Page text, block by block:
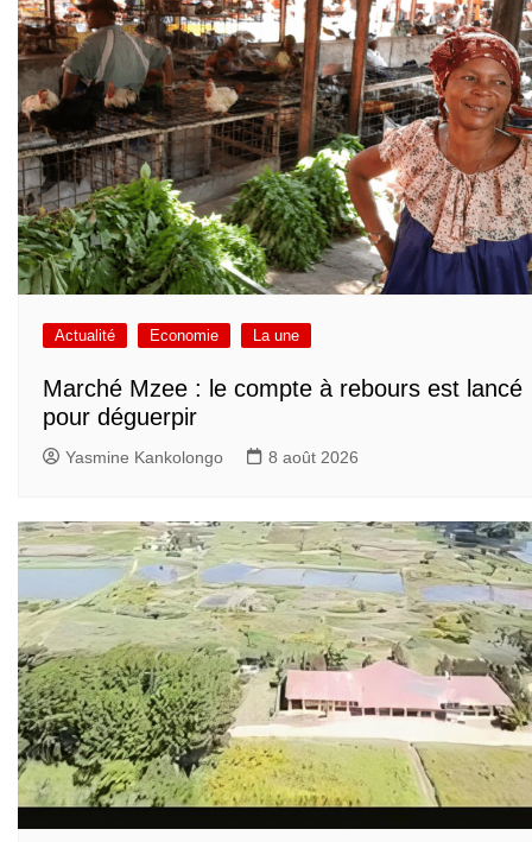
Actualité Economie La une
Marché Mzee : le compte à rebours est lancé
pour déguerpir
Yasmine Kankolongo 8 août 2026